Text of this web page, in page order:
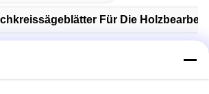
Für Die